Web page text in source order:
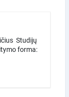
Studijų
forma: